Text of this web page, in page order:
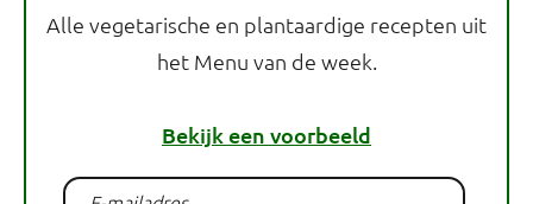
Alle vegetarische en plantaardige recepten uit
het Menu van de week.
Bekijk een voorbeeld